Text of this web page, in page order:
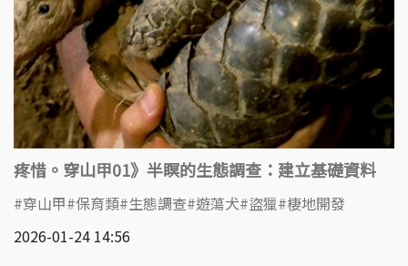
疼惜。穿山甲01》半瞑的生態調查：建立基礎資料
穿山甲 保育類 生態調查 遊蕩犬 盜獵 棲地開發
2026-01-24 14:56